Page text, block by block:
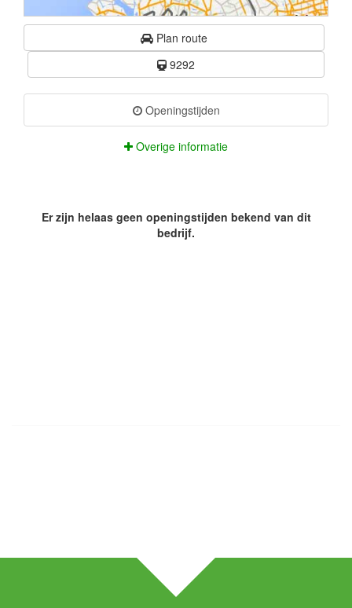
Plan route
9292
Openingstijden
Overige informatie
Er zijn helaas geen openingstijden bekend van dit
bedrijf.